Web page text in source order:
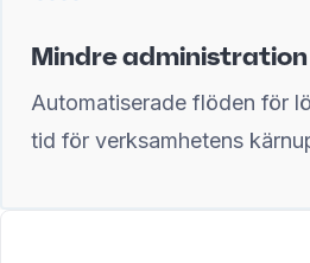
Mindre administration
Automatiserade flöden för
tid för verksamhetens